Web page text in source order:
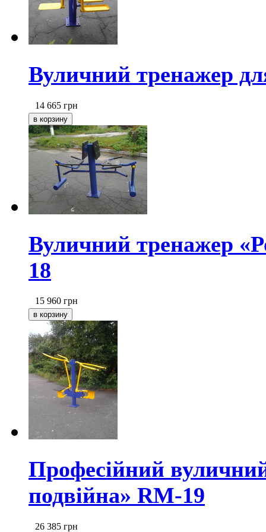
Вуличний тренажер
14 665 грн
Вуличний тренажер
18
15 960 грн
Професійний
подвійна» RM-19
26 385 грн